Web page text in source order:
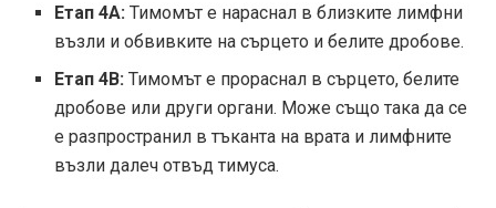
Етап 4A: Тимомът е нараснал в близките лимфни
възли и обвивките на сърцето и белите дробове.
Етап 4B: Тимомът е прораснал в сърцето, белите
дробове или други органи. Може също така да се
е разпространил в тъканта на врата и лимфните
възли далеч отвъд тимуса.